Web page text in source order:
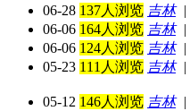
06-28 137人浏览 吉林|
06-06 164人浏览 吉林|
06-06 124人浏览 吉林|
05-23 111人浏览 吉林|
05-12 146人浏览 吉林|